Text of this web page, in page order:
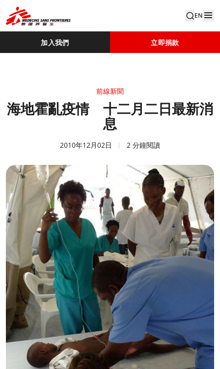
EN
加入我們 立即捐款
前線新聞
海地霍亂疫情 十二月二日最新消
息
2010年12月02日 2 分鐘閱讀